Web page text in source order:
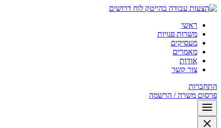
לוח דרושים
ראשי
משרות פנויות
מעסיקים
מאמרים
אודות
צור קשר
התחברות
פרסום משרה / הרשמה